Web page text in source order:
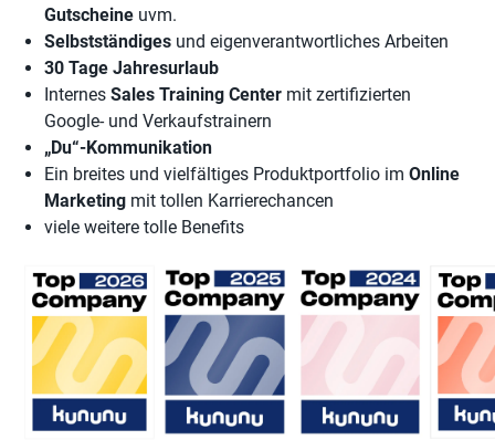
Gutscheine uvm.
Selbstständiges und eigenverantwortliches Arbeiten
30 Tage Jahresurlaub
Internes Sales Training Center mit zertifizierten
Google- und Verkaufstrainern
„Du“-Kommunikation
Ein breites und vielfältiges Produktportfolio im Online
Marketing mit tollen Karrierechancen
viele weitere tolle Benefits